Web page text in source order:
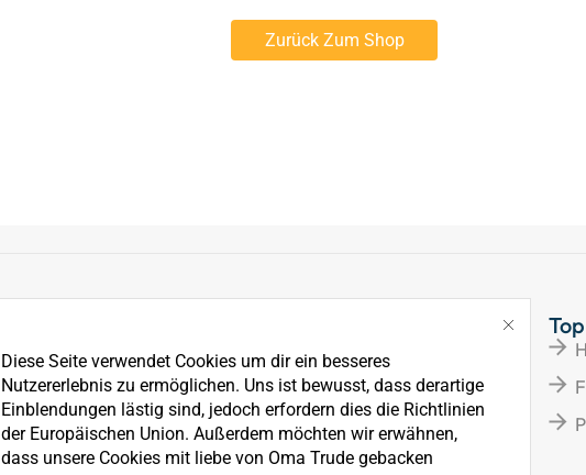
Zurück Zum Shop
Diese Seite verwendet Cookies um dir ein besseres
Nutzererlebnis zu ermöglichen. Uns ist bewusst, dass derartige
Einblendungen lästig sind, jedoch erfordern dies die Richtlinien
der Europäischen Union. Außerdem möchten wir erwähnen,
dass unsere Cookies mit liebe von Oma Trude gebacken
News
Kontakt